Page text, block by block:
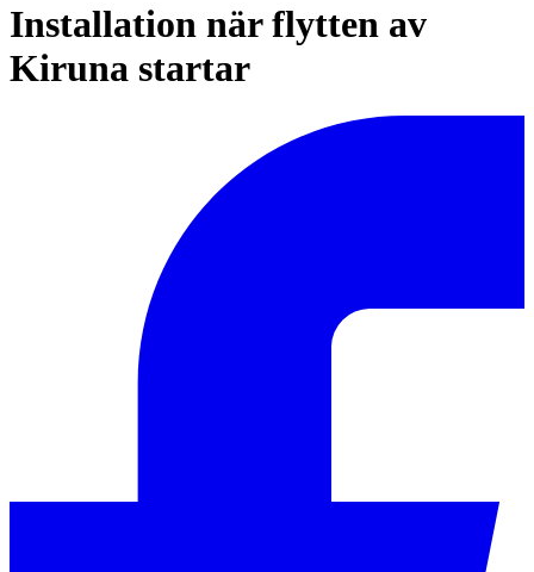
Installation när flytten av
Kiruna startar